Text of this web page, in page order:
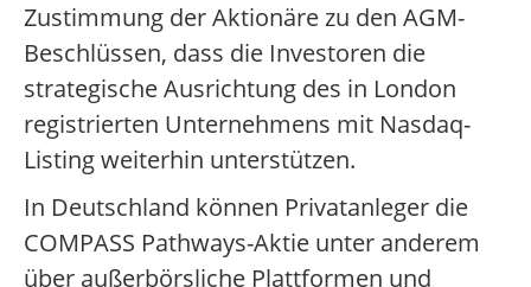
Zustimmung der Aktionäre zu den AGM-
Beschlüssen, dass die Investoren die
strategische Ausrichtung des in London
registrierten Unternehmens mit Nasdaq-
Listing weiterhin unterstützen.
In Deutschland können Privatanleger die
COMPASS Pathways-Aktie unter anderem
über außerbörsliche Plattformen und